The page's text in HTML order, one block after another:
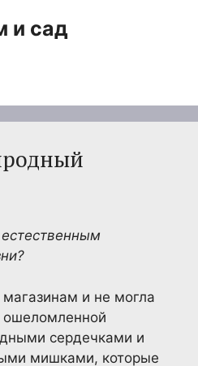
и сад
и не могла
ошеломленной
сердечками и
мишками, которые